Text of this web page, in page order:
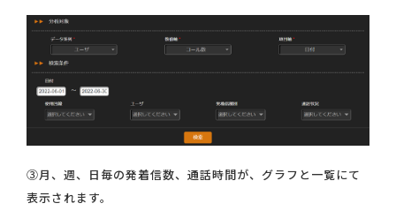
③月、週、日毎の発着信数、通話時間が、グラフと一覧にて
表示されます。